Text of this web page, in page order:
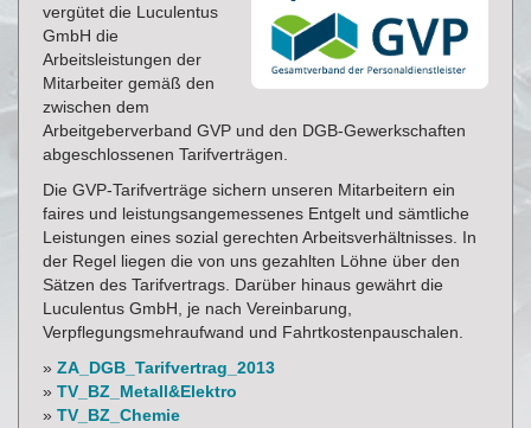
vergütet die Luculentus
GmbH die
Arbeitsleistungen der
Mitarbeiter gemäß den
zwischen dem
Arbeitgeberverband GVP und den DGB-Gewerkschaften
abgeschlossenen Tarifverträgen.
Die GVP-Tarifverträge sichern unseren Mitarbeitern ein
faires und leistungsangemessenes Entgelt und sämtliche
Leistungen eines sozial gerechten Arbeitsverhältnisses. In
der Regel liegen die von uns gezahlten Löhne über den
Sätzen des Tarifvertrags. Darüber hinaus gewährt die
Luculentus GmbH, je nach Vereinbarung,
Verpflegungsmehraufwand und Fahrtkostenpauschalen.
» ZA_DGB_Tarifvertrag_2013
» TV_BZ_Metall&Elektro
» TV_BZ_Chemie